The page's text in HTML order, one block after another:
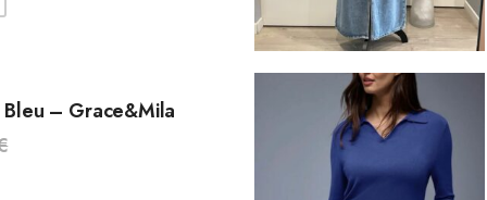
Bleu – Grace&Mila